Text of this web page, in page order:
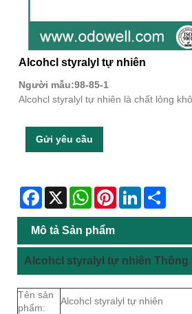
Alcohcl styralyl tự nhiên
Người mẫu:98-85-1
Alcohcl styralyl tự nhiên là chất lỏng
Gửi yêu cầu
Facebook
X WhatsAppPinterestLinkedIn
Mô tả Sản phẩm
Alcohcl styralyl tự nhiên Thông
Tên sản
phẩm:
Alcohcl styralyl tự nhiên